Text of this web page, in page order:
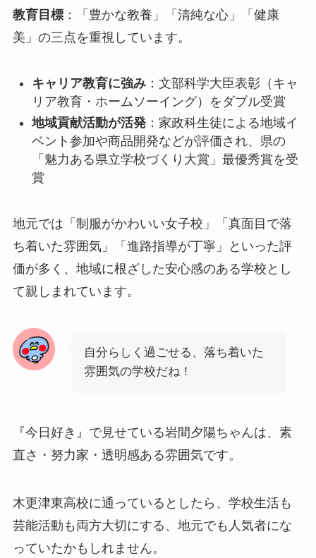
教育目標：「豊かな教養」「清純な心」「健康
美」の三点を重視しています。
キャリア教育に強み：文部科学大臣表彰（キャ
リア教育・ホームソーイング）をダブル受賞
地域貢献活動が活発：家政科生徒による地域イ
ベント参加や商品開発などが評価され、県の
「魅力ある県立学校づくり大賞」最優秀賞を受
賞
地元では「制服がかわいい女子校」「真面目で落
ち着いた雰囲気」「進路指導が丁寧」といった評
価が多く、地域に根ざした安心感のある学校とし
て親しまれています。
自分らしく過ごせる、落ち着いた
雰囲気の学校だね！
『今日好き』で見せている岩間夕陽ちゃんは、素
直さ・努力家・透明感ある雰囲気です。
木更津東高校に通っているとしたら、学校生活も
芸能活動も両方大切にする、地元でも人気者にな
っていたかもしれません。